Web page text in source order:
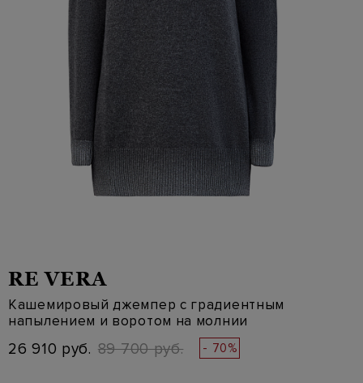
RE VERA
Кашемировый джемпер с градиентным
напылением и воротом на молнии
26 910 руб. 89 700 руб. - 70%